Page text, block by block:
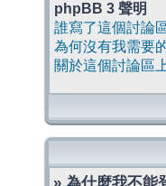
phpBB 3 聲明
誰寫了這個討論
為何沒有我需要
關於這個討論區
» 為什麼我不能